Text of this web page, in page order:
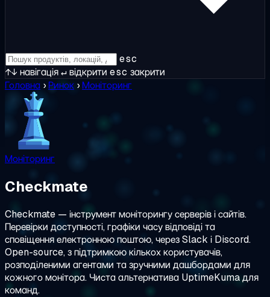
esc
↑↓ навігація↵відкрити esc закрити
Головна ›Ринок ›Моніторинг
Моніторинг
Checkmate
Checkmate — інструмент моніторингу серверів і сайтів.
Перевірки доступності, графіки часу відповіді та
сповіщення електронною поштою, через Slack і Discord.
Open-source, з підтримкою кількох користувачів,
розподіленими агентами та зручними дашбордами для
кожного монітора. Чиста альтернатива UptimeKuma для
команд.